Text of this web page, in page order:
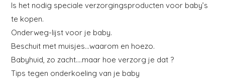
Is het nodig speciale verzorgingsproducten voor baby’s
te kopen.
Onderweg-lijst voor je baby.
Beschuit met muisjes…waarom en hoezo.
Babyhuid, zo zacht….maar hoe verzorg je dat ?
Tips tegen onderkoeling van je baby